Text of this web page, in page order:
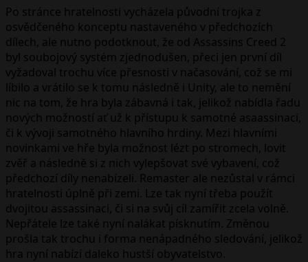
Po stránce hratelnosti vycházela původní trojka z
osvědčeného konceptu nastaveného v předchozích
dílech, ale nutno podotknout, že od Assassins Creed 2
byl soubojový systém zjednodušen, přeci jen první díl
vyžadoval trochu více přesnosti v načasování, což se mi
líbilo a vrátilo se k tomu následně i Unity, ale to nemění
nic na tom, že hra byla zábavná i tak, jelikož nabídla řadu
nových možností ať už k přístupu k samotné asaassinaci,
či k vývoji samotného hlavního hrdiny. Mezi hlavními
novinkami ve hře byla možnost lézt po stromech, lovit
zvěř a následně si z nich vylepšovat své vybavení, což
předchozí díly nenabízeli. Remaster ale nezůstal v rámci
hratelnosti úplně při zemi. Lze tak nyní třeba použít
dvojitou assassinaci, či si na svůj cíl zamířit zcela volně.
Nepřátele lze také nyní nalákat písknutím. Změnou
prošla tak trochu i forma nenápadného sledování, jelikož
hra nyní nabízí daleko hustší obyvatelstvo.